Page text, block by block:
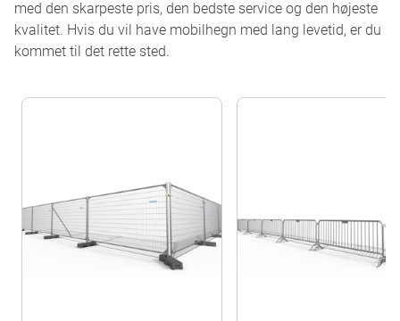
med den skarpeste pris, den bedste service og den højeste
kvalitet. Hvis du vil have mobilhegn med lang levetid, er du
kommet til det rette sted.